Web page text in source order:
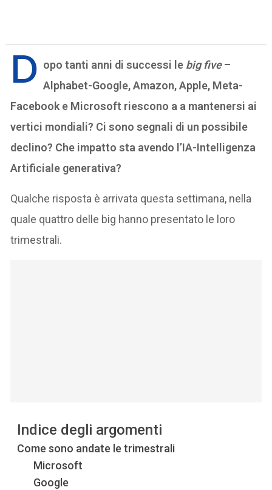
D opo tanti anni di successi le big five–
Alphabet-Google, Amazon, Apple, Meta-
Facebook e Microsoft riescono a a mantenersi ai
vertici mondiali? Ci sono segnali di un possibile
declino? Che impatto sta avendo l’IA-Intelligenza
Artificiale generativa?
Qualche risposta è arrivata questa settimana, nella
quale quattro delle big hanno presentato le loro
trimestrali.
Indice degli argomenti
Come sono andate le trimestrali
Microsoft
Google